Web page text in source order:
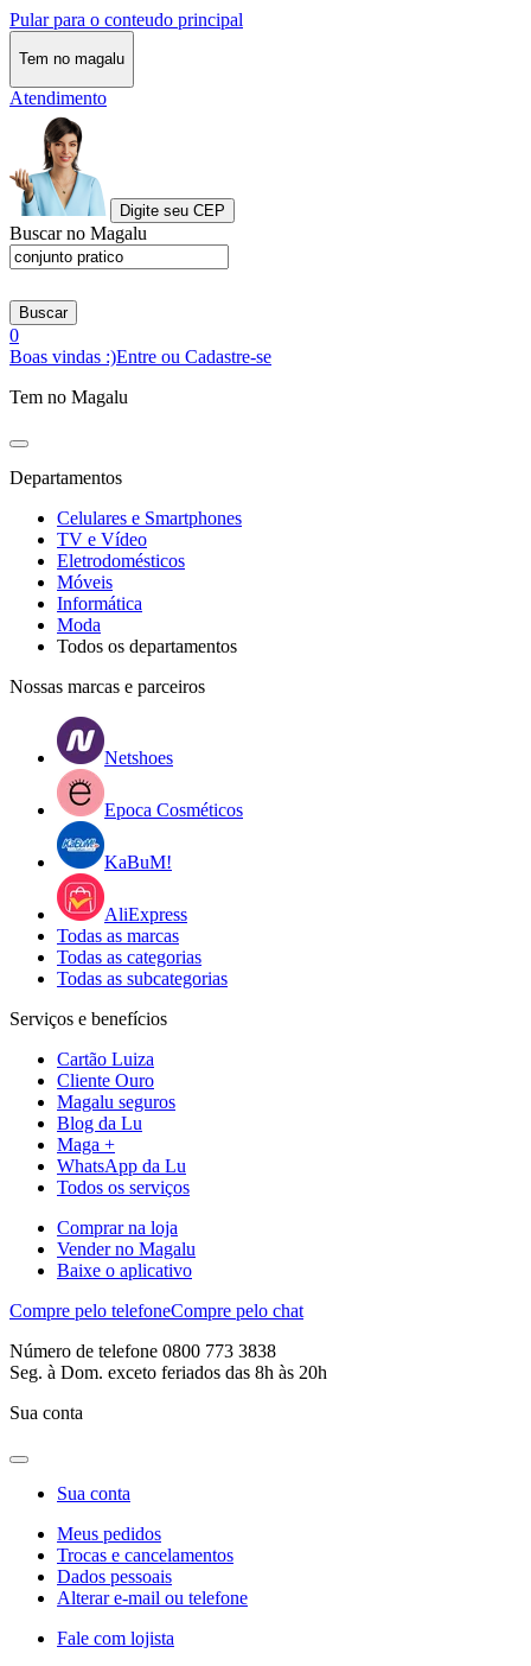
Pular para o conteudo principal
Tem no magalu
Atendimento
Digite seu CEP
Buscar no Magalu
Buscar
0
Boas vindas :)Entre ou Cadastre-se
Tem no Magalu
Departamentos
Celulares e Smartphones
TV e Vídeo
Eletrodomésticos
Móveis
Informática
Moda
Todos os departamentos
Nossas marcas e parceiros
Netshoes
Epoca Cosméticos
KaBuM!
AliExpress
Todas as marcas
Todas as categorias
Todas as subcategorias
Serviços e benefícios
Cartão Luiza
Cliente Ouro
Magalu seguros
Blog da Lu
Maga +
WhatsApp da Lu
Todos os serviços
Comprar na loja
Vender no Magalu
Baixe o aplicativo
Compre pelo telefoneCompre pelo chat
Número de telefone 0800 773 3838
Seg. à Dom. exceto feriados das 8h às 20h
Sua conta
Sua conta
Meus pedidos
Trocas e cancelamentos
Dados pessoais
Alterar e-mail ou telefone
Fale com lojista